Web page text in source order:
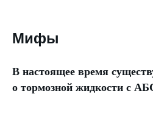
Мифы
В настоящее время
о тормозной жидкости с